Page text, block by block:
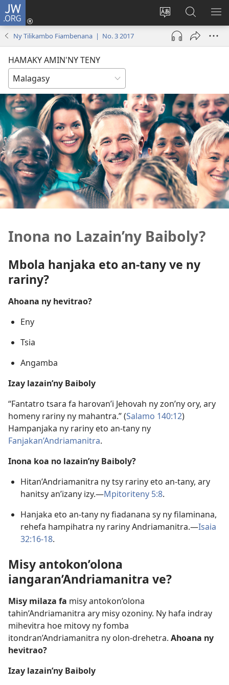
JW.ORG
Hiova
fiteny
Hiditra
(manokatra
rohy)
ato
Amin’ny
Ny Tilikambo Fiambenana | No. 3 2017
HAMAKY AMIN'NY TENY
Inona no Lazain’ny Baiboly?
Mbola hanjaka eto an-tany ve ny
rariny?
Ahoana ny hevitrao?
Eny
Tsia
Angamba
Izay lazain’ny Baiboly
“Fantatro tsara fa harovan’i Jehovah ny zon’ny ory, ary
homeny rariny ny mahantra.” (Salamo 140:12)
Hampanjaka ny rariny eto an-tany ny
Fanjakan’Andriamanitra.
Inona koa no lazain’ny Baiboly?
Hitan’Andriamanitra ny tsy rariny eto an-tany, ary
hanitsy an’izany izy.—Mpitoriteny 5:8.
Hanjaka eto an-tany ny fiadanana sy ny filaminana,
rehefa hampihatra ny rariny Andriamanitra.—Isaia
32:16-18.
Misy antokon’olona
iangaran’Andriamanitra ve?
Misy milaza fa misy antokon’olona
tahin’Andriamanitra ary misy ozoniny. Ny hafa indray
mihevitra hoe mitovy ny fomba
itondran’Andriamanitra ny olon-drehetra. Ahoana ny
hevitrao?
Izay lazain’ny Baiboly